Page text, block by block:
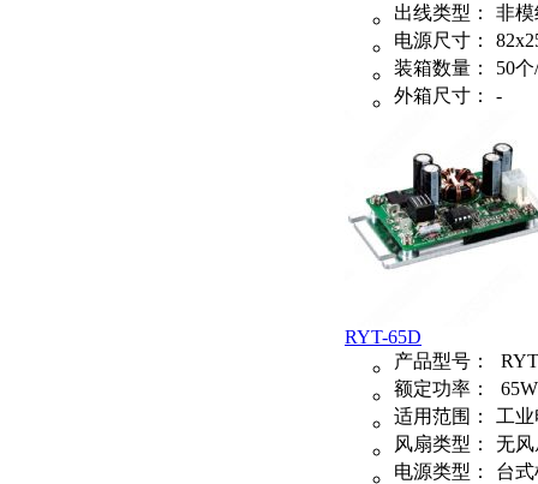
出线类型：
非
电源尺寸：
装箱数量：
50
外箱尺寸：
-
RYT-65D
产品型号：
额定功率：
65W
适用范围：
工
风扇类型：
无风
电源类型：
台